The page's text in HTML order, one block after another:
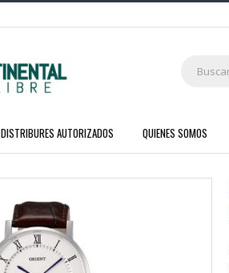
DISTRIBURES AUTORIZADOS QUIENES SOMOS